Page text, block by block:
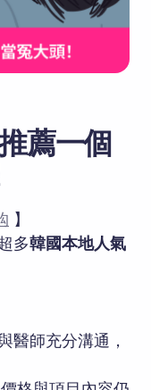
薦一個
】
多韓國本地人氣
醫師充分溝通，